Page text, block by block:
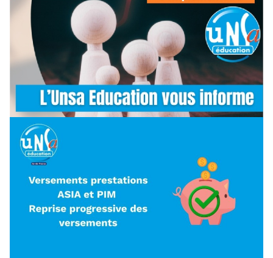
PSC + PREVOYANCE: tout comprendre (ou
presque) avec l’UNSA Education Bretagne
17 mars 2026 BRETAGNE
Vous avez été nombreux et nombreuses à nous demander
des webinaires supplémentaires pour évoquer la PSC et la
Prévoyance. Ce sont des sujets qui concernent…
Lire la suite →